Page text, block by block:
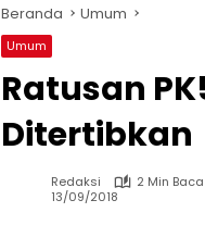
Beranda Umum
Umum
Ratusan
Ditertibkan
Redaksi
2 Min Baca
13/09/2018